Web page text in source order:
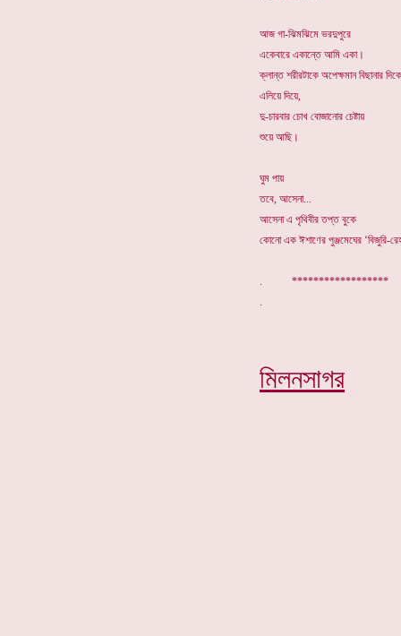
আজ গা-ঝিমঝিমে ভরদুপুরে
একেবারে একান্তে আমি একা।
ক্লান্ত শরীরটাকে অপেক্ষমান বিছানার দিকে
এলিয়ে দিয়ে,
দু-চারবার চোখ বোজানোর চেষ্টায়
শুয়ে আছি।
ঘুম পায়
তবে, আসেনা...
আসেনা এ পৃথিবীর তপ্ত বুকে
কোনো এক ঈশাণের পুঞ্জমেঘের ‘বিজুরি-
. ******************
মিলনসাগর